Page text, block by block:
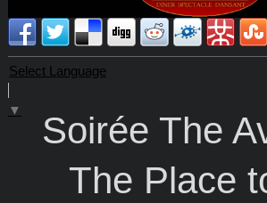
Select Language
▼
Soirée The
The Place